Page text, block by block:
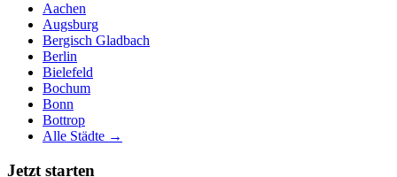
Aachen
Augsburg
Bergisch Gladbach
Berlin
Bielefeld
Bochum
Bonn
Bottrop
Alle Städte →
Jetzt starten